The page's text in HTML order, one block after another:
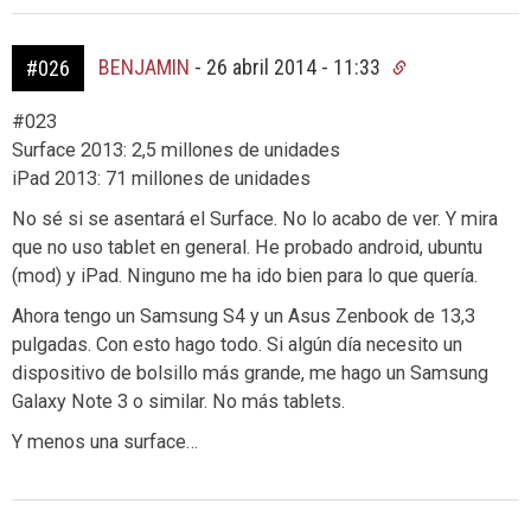
#026 BENJAMIN - 26 abril 2014 - 11:33
#023
Surface 2013: 2,5 millones de unidades
iPad 2013: 71 millones de unidades
No sé si se asentará el Surface. No lo acabo de ver. Y mira
que no uso tablet en general. He probado android, ubuntu
(mod) y iPad. Ninguno me ha ido bien para lo que quería.
Ahora tengo un Samsung S4 y un Asus Zenbook de 13,3
pulgadas. Con esto hago todo. Si algún día necesito un
dispositivo de bolsillo más grande, me hago un Samsung
Galaxy Note 3 o similar. No más tablets.
Y menos una surface…